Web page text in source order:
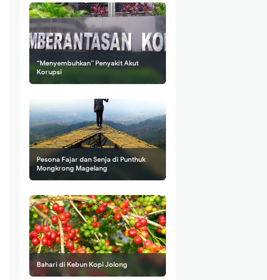
“Menyembuhkan” Penyakit Akut
Korupsi
Pesona Fajar dan Senja di Punthuk
Mongkrong Magelang
Bahari di Kebun Kopi Jolong